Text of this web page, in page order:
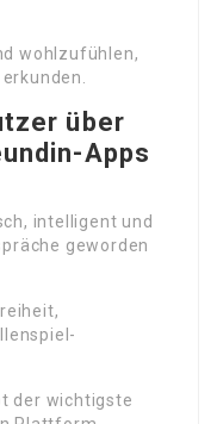
wohlzufühlen,
über
Apps
intelligent und
geworden
der wichtigste